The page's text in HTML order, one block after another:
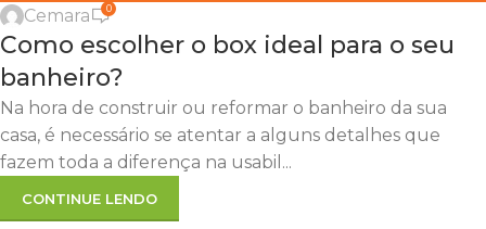
19
JUN
Cemara 0
Como escolher o box ideal para o seu
banheiro?
Na hora de construir ou reformar o banheiro da sua
casa, é necessário se atentar a alguns detalhes que
fazem toda a diferença na usabil...
CONTINUE LENDO